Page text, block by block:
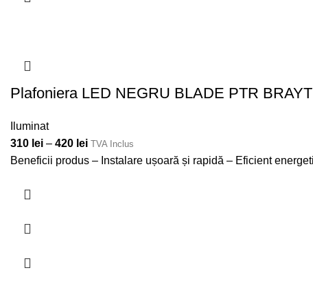
Plafoniera LED NEGRU BLADE PTR
Iluminat
310 lei – 420 lei TVA Inclus
Beneficii produs – Instalare ușoară și rapidă – Eficient